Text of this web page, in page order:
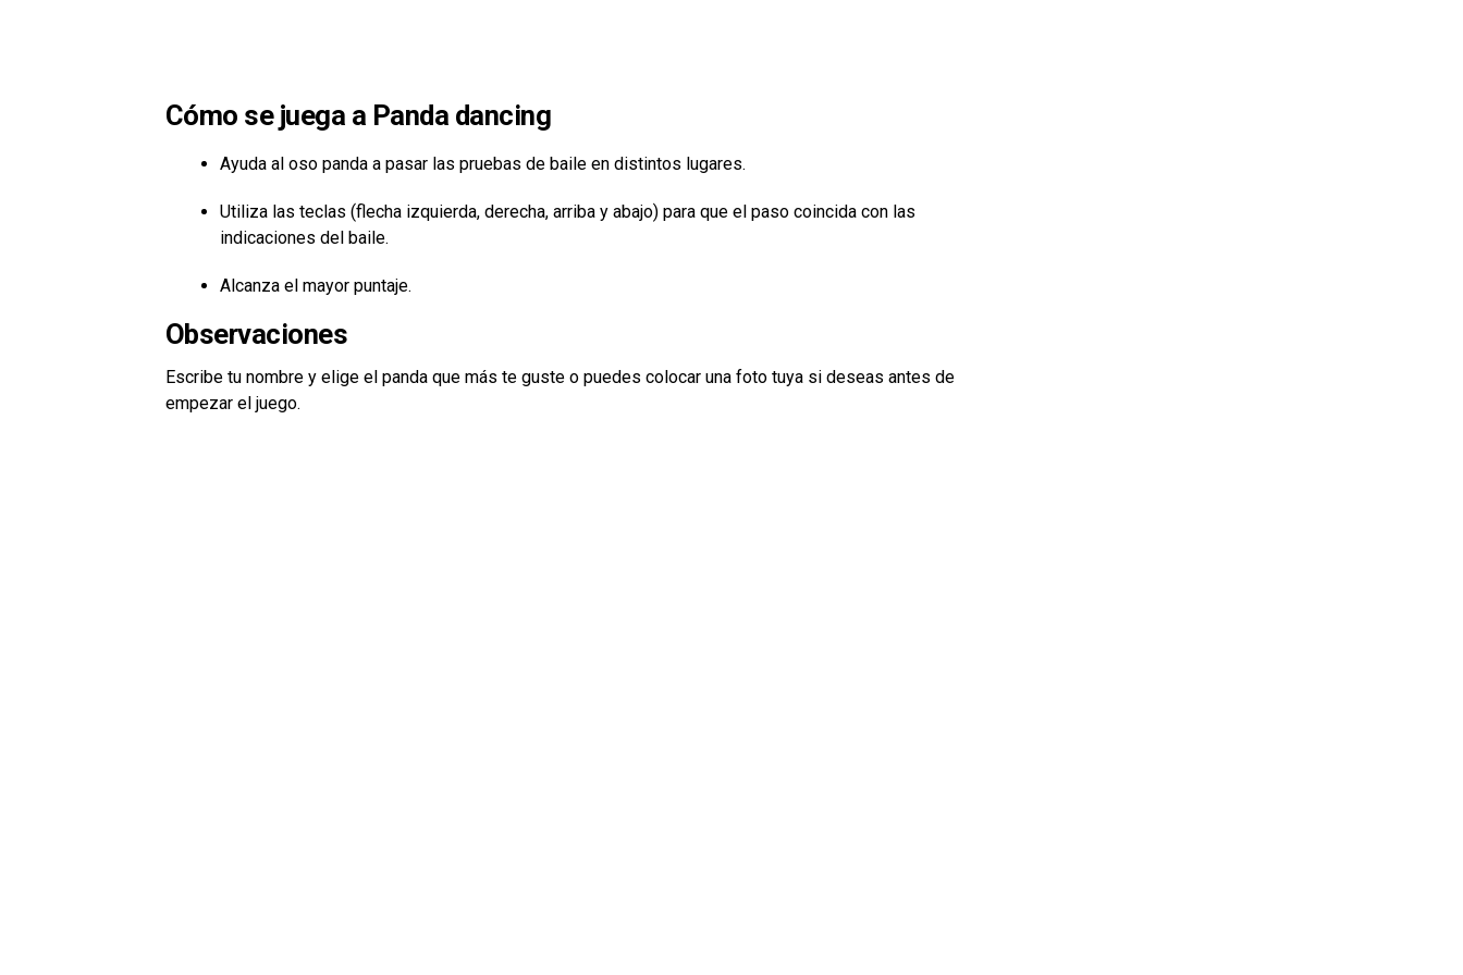
Cómo se juega a Panda dancing
Ayuda al oso panda a pasar las pruebas de baile en distintos lugares.
Utiliza las teclas (flecha izquierda, derecha, arriba y abajo) para que el paso coincida con las
indicaciones del baile.
Alcanza el mayor puntaje.
Observaciones
Escribe tu nombre y elige el panda que más te guste o puedes colocar una foto tuya si deseas antes de
empezar el juego.